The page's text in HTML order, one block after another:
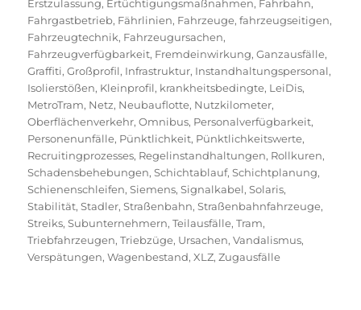
Erstzulassung, Ertüchtigungsmaßnahmen, Fahrbahn,
Fahrgastbetrieb, Fährlinien, Fahrzeuge,fahrzeugseitigen,
Fahrzeugtechnik, Fahrzeugursachen,
Fahrzeugverfügbarkeit, Fremdeinwirkung,Ganzausfälle,
Graffiti,Großprofil, Infrastruktur, Instandhaltungspersonal,
Isolierstößen, Kleinprofil, krankheitsbedingte, LeiDis,
MetroTram, Netz, Neubauflotte, Nutzkilometer,
Oberflächenverkehr,Omnibus, Personalverfügbarkeit,
Personenunfälle, Pünktlichkeit, Pünktlichkeitswerte,
Recruitingprozesses, Regelinstandhaltungen, Rollkuren,
Schadensbehebungen,Schichtablauf,Schichtplanung,
Schienenschleifen,Siemens,Signalkabel,Solaris,
Stabilität,Stadler,Straßenbahn,Straßenbahnfahrzeuge,
Streiks,Subunternehmern,Teilausfälle,Tram,
Triebfahrzeugen,Triebzüge, Ursachen,Vandalismus,
Verspätungen,Wagenbestand,XLZ,Zugausfälle